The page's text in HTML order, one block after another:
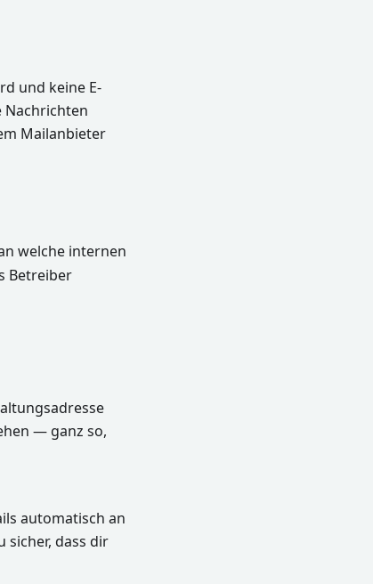
und keine E-
Nachrichten
Mailanbieter
welche internen
Betreiber
— ganz so,
automatisch an
sicher, dass dir